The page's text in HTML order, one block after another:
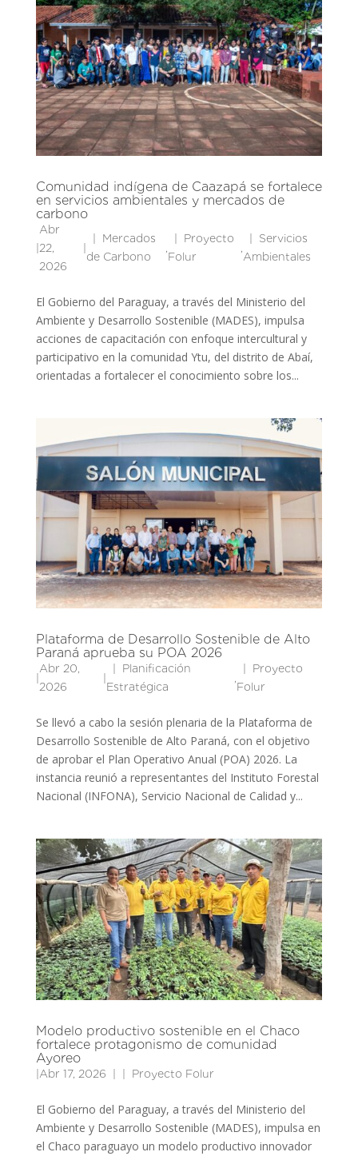
Comunidad indígena de Caazapá se fortalece
en servicios ambientales y mercados de
carbono
|
Abr
22,
2026
|
Mercados
de Carbono
,
Proyecto
Folur
,
Servicios
Ambientales
El Gobierno del Paraguay, a través del Ministerio del
Ambiente y Desarrollo Sostenible (MADES), impulsa
acciones de capacitación con enfoque intercultural y
participativo en la comunidad Ytu, del distrito de Abaí,
orientadas a fortalecer el conocimiento sobre los...
Plataforma de Desarrollo Sostenible de Alto
Paraná aprueba su POA 2026
Abr 20,
2026
Planificación
Estratégica
,
Proyecto
Folur
Se llevó a cabo la sesión plenaria de la Plataforma de
Desarrollo Sostenible de Alto Paraná, con el objetivo
de aprobar el Plan Operativo Anual (POA) 2026. La
instancia reunió a representantes del Instituto Forestal
Nacional (INFONA), Servicio Nacional de Calidad y...
Modelo productivo sostenible en el Chaco
fortalece protagonismo de comunidad
Ayoreo
Abr 17, 2026 Proyecto Folur
El Gobierno del Paraguay, a través del Ministerio del
Ambiente y Desarrollo Sostenible (MADES), impulsa en
el Chaco paraguayo un modelo productivo innovador